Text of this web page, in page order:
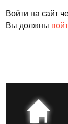
Войти на сайт
Вы должны